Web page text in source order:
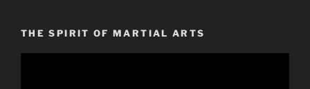
THE SPIRIT OF MARTIAL ARTS